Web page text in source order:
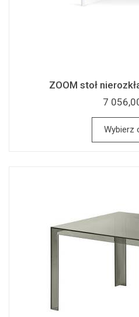
ZOOM stoł
7
Wybierz